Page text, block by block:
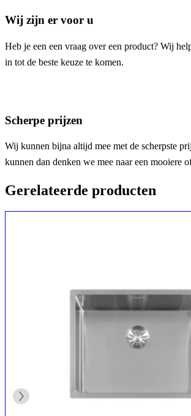
Wij zijn er voor u
Heb je een een vraag over een product? Wij
in tot de beste keuze te komen.
Scherpe prijzen
Wij kunnen bijna altijd mee met de scherpste
kunnen dan denken we mee naar een mooiere
Gerelateerde producten